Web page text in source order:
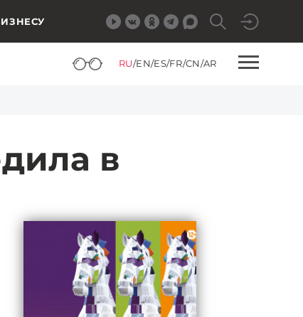
RU/EN/ES/FR/CN/AR
в